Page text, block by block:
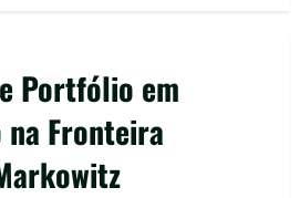
Portfólio em
Fronteira